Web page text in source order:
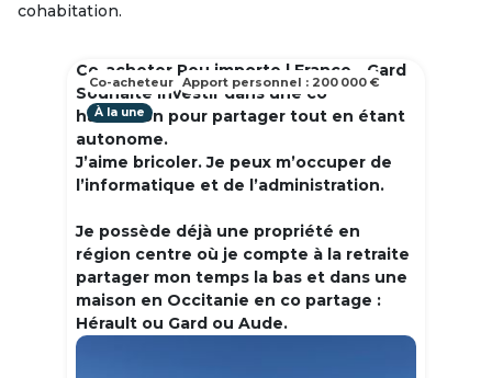
cohabitation.
Co-acheter Peu importe | France - Gard
Souhaite investir dans une co
habitation pour partager tout en étant
autonome.
J’aime bricoler. Je peux m’occuper de
l’informatique et de l’administration.
Je possède déjà une propriété en
région centre où je compte à la retraite
partager mon temps la bas et dans une
maison en Occitanie en co partage :
Hérault ou Gard ou Aude.
À la une
Co-acheteur Apport personnel : 200 000 €